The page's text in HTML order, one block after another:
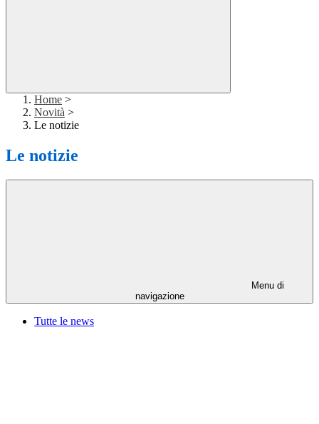
Home >
Novità >
Le notizie
Le notizie
Menu di
navigazione
Tutte le news